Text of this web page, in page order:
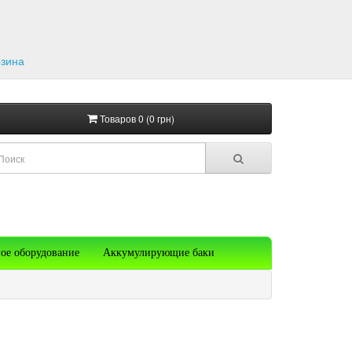
Товаров 0 (0 грн)
оборудование Аккумулирующие баки